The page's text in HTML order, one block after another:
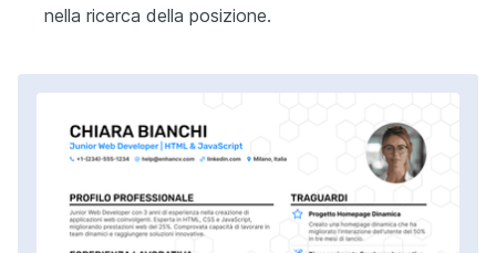
nella ricerca della posizione.